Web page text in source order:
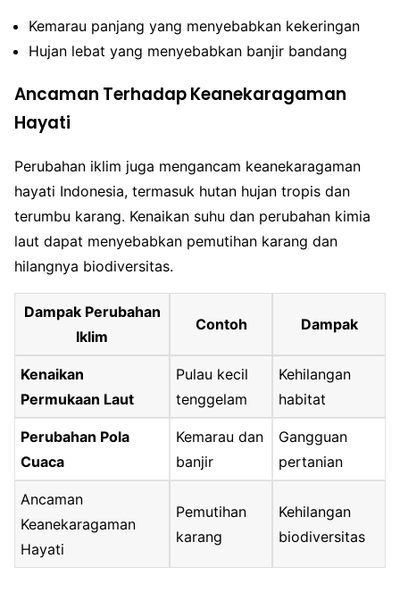
Kemarau panjang yang menyebabkan kekeringan
Hujan lebat yang menyebabkan banjir bandang
Ancaman Terhadap Keanekaragaman
Hayati
Perubahan iklim juga mengancam keanekaragaman
hayati Indonesia, termasuk hutan hujan tropis dan
terumbu karang. Kenaikan suhu dan perubahan kimia
laut dapat menyebabkan pemutihan karang dan
hilangnya biodiversitas.
Dampak Perubahan
Iklim
Contoh Dampak
Kenaikan
Permukaan Laut
Pulau kecil
tenggelam
Kehilangan
habitat
Perubahan Pola
Cuaca
Kemarau dan
banjir
Gangguan
pertanian
Ancaman
Keanekaragaman
Hayati
Pemutihan
karang
Kehilangan
biodiversitas